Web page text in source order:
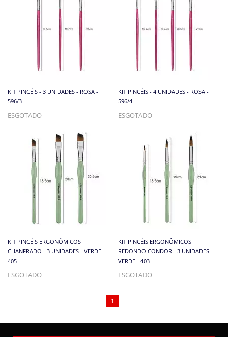
KIT PINCÉIS - 3 UNIDADES - ROSA -
596/3
ESGOTADO
KIT PINCÉIS - 4 UNIDADES - ROSA -
596/4
ESGOTADO
KIT PINCÉIS ERGONÔMICOS
CHANFRADO - 3 UNIDADES - VERDE -
405
ESGOTADO
KIT PINCÉIS ERGONÔMICOS
REDONDO CONDOR - 3 UNIDADES -
VERDE - 403
ESGOTADO
1